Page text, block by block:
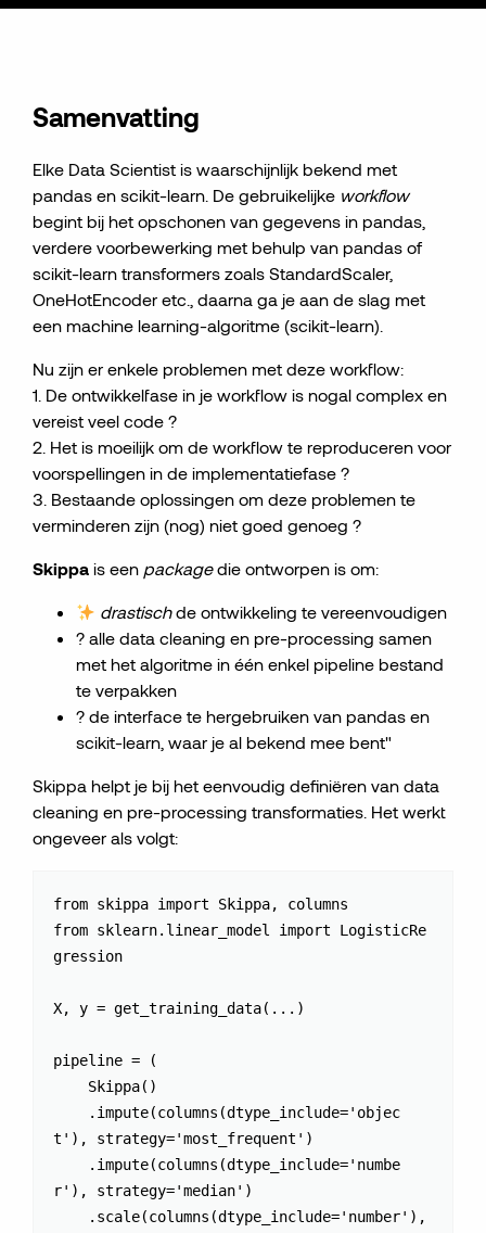
Samenvatting
Elke Data Scientist is waarschijnlijk bekend met
pandas en scikit-learn. De gebruikelijke workflow
begint bij het opschonen van gegevens in pandas,
verdere voorbewerking met behulp van pandas of
scikit-learn transformers zoals StandardScaler,
OneHotEncoder etc., daarna ga je aan de slag met
een machine learning-algoritme (scikit-learn).
Nu zijn er enkele problemen met deze workflow:
1. De ontwikkelfase in je workflow is nogal complex en
vereist veel code ?
2. Het is moeilijk om de workflow te reproduceren voor
voorspellingen in de implementatiefase ?
3. Bestaande oplossingen om deze problemen te
verminderen zijn (nog) niet goed genoeg ?
Skippa is een packagedie ontworpen is om:
drastischde ontwikkeling te vereenvoudigen
? alle data cleaning en pre-processing samen
met het algoritme in één enkel pipeline bestand
te verpakken
? de interface te hergebruiken van pandas en
scikit-learn, waar je al bekend mee bent"
Skippa helpt je bij het eenvoudig definiëren van data
cleaning en pre-processing transformaties. Het werkt
ongeveer als volgt:
from skippa import Skippa, columns
from sklearn.linear_model import LogisticRe
gression
X, y = get_training_data(...)
pipeline = (
t'), strategy='most_frequent')
r'), strategy='median')